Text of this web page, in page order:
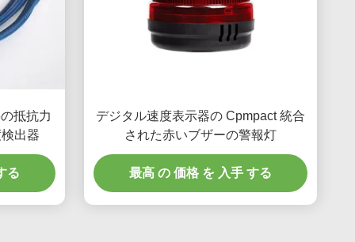
抵抗力
出器
る
デジタル速度表示器の Cpmpact 統合
された赤いブザーの警報灯
最高 の 価格 を 入手 する